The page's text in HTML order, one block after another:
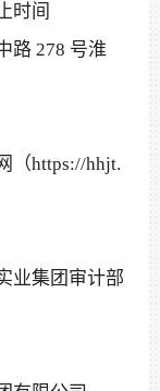
时间
路 278 号淮
（https://hhjt.
业集团审计部